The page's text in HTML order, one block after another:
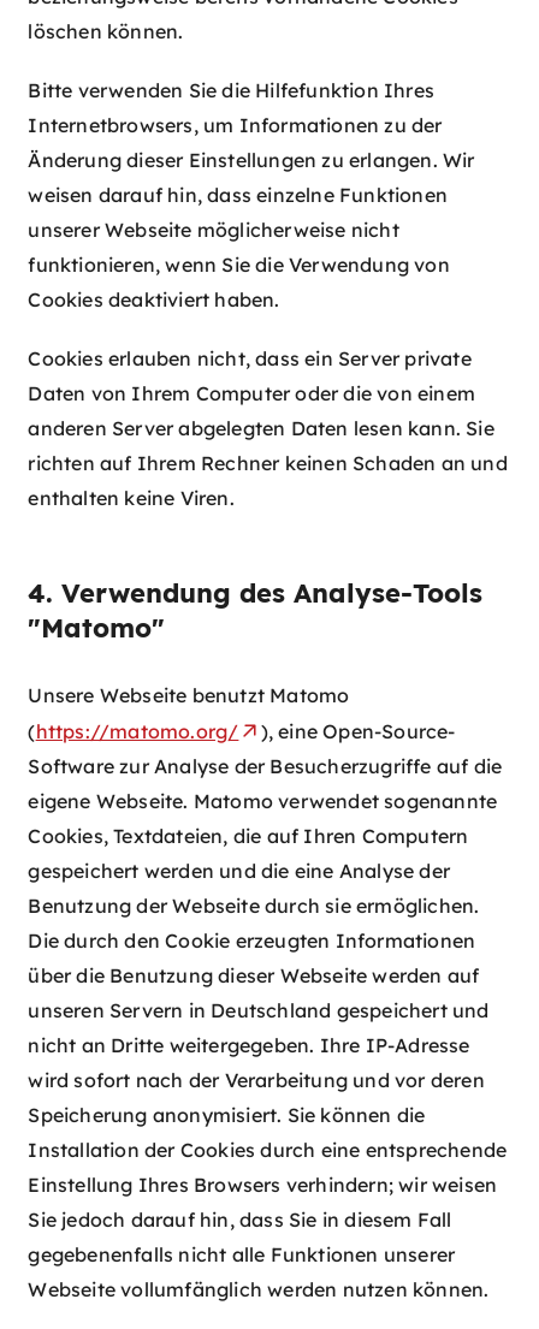
löschen können.
Bitte verwenden Sie die Hilfefunktion Ihres
Internetbrowsers, um Informationen zu der
Änderung dieser Einstellungen zu erlangen. Wir
weisen darauf hin, dass einzelne Funktionen
unserer Webseite möglicherweise nicht
funktionieren, wenn Sie die Verwendung von
Cookies deaktiviert haben.
Cookies erlauben nicht, dass ein Server private
Daten von Ihrem Computer oder die von einem
anderen Server abgelegten Daten lesen kann. Sie
richten auf Ihrem Rechner keinen Schaden an und
enthalten keine Viren.
4. Verwendung des Analyse-Tools
"Matomo"
Unsere Webseite benutzt Matomo
(https://matomo.org/
), eine Open-Source-
Software zur Analyse der Besucherzugriffe auf die
eigene Webseite. Matomo verwendet sogenannte
Cookies, Textdateien, die auf Ihren Computern
gespeichert werden und die eine Analyse der
Benutzung der Webseite durch sie ermöglichen.
Die durch den Cookie erzeugten Informationen
über die Benutzung dieser Webseite werden auf
unseren Servern in Deutschland gespeichert und
nicht an Dritte weitergegeben. Ihre IP-Adresse
wird sofort nach der Verarbeitung und vor deren
Speicherung anonymisiert. Sie können die
Installation der Cookies durch eine entsprechende
Einstellung Ihres Browsers verhindern; wir weisen
Sie jedoch darauf hin, dass Sie in diesem Fall
gegebenenfalls nicht alle Funktionen unserer
Webseite vollumfänglich werden nutzen können.